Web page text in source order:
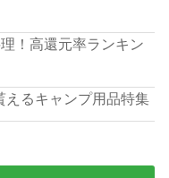
！高還元率ランキン
えるキャンプ用品特集